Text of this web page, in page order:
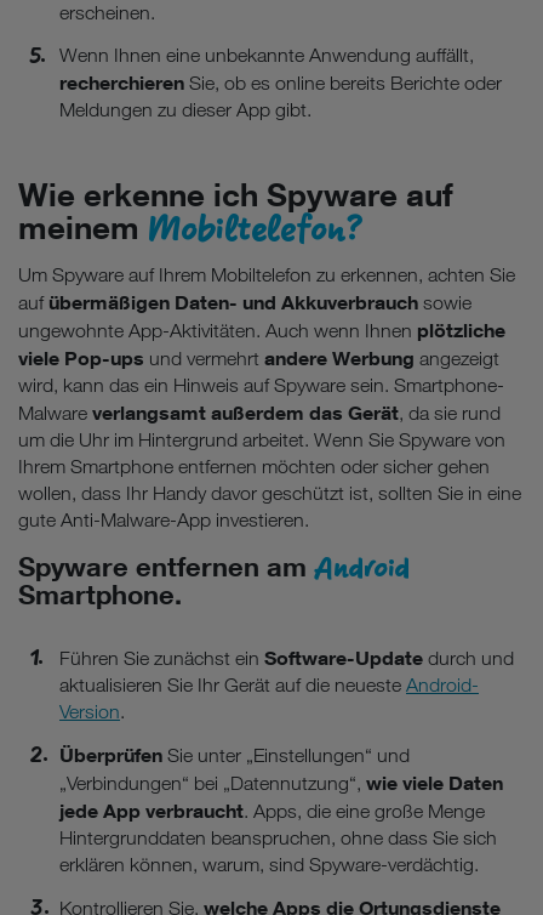
erscheinen.
Wenn Ihnen eine unbekannte Anwendung auffällt,
recherchieren Sie, ob es online bereits Berichte oder
Meldungen zu dieser App gibt.
Wie erkenne ich Spyware auf
meinem Mobiltelefon?
Um Spyware auf Ihrem Mobiltelefon zu erkennen, achten Sie
auf übermäßigen Daten- und Akkuverbrauch sowie
ungewohnte App-Aktivitäten. Auch wenn Ihnen plötzliche
viele Pop-ups und vermehrt andere Werbung angezeigt
wird, kann das ein Hinweis auf Spyware sein. Smartphone-
Malware verlangsamt außerdem das Gerät, da sie rund
um die Uhr im Hintergrund arbeitet. Wenn Sie Spyware von
Ihrem Smartphone entfernen möchten oder sicher gehen
wollen, dass Ihr Handy davor geschützt ist, sollten Sie in eine
gute Anti-Malware-App investieren.
Spyware entfernen am Android
Smartphone.
Führen Sie zunächst ein Software-Update durch und
aktualisieren Sie Ihr Gerät auf die neueste Android-
Version.
Überprüfen Sie unter „Einstellungen“ und
„Verbindungen“ bei „Datennutzung“, wie viele Daten
jede App verbraucht. Apps, die eine große Menge
Hintergrunddaten beanspruchen, ohne dass Sie sich
erklären können, warum, sind Spyware-verdächtig.
Kontrollieren Sie, welche Apps die Ortungsdienste